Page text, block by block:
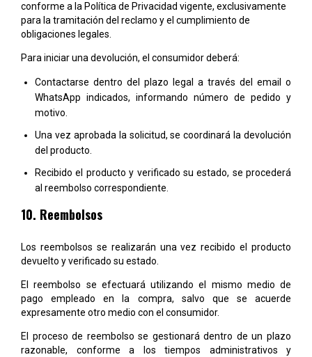
conforme a la Política de Privacidad vigente, exclusivamente
para la tramitación del reclamo y el cumplimiento de
obligaciones legales.
Para iniciar una devolución, el consumidor deberá:
Contactarse dentro del plazo legal a través del email o
WhatsApp indicados, informando número de pedido y
motivo.
Una vez aprobada la solicitud, se coordinará la devolución
del producto.
Recibido el producto y verificado su estado, se procederá
al reembolso correspondiente.
10. Reembolsos
Los reembolsos se realizarán una vez recibido el producto
devuelto y verificado su estado.
El reembolso se efectuará utilizando el mismo medio de
pago empleado en la compra, salvo que se acuerde
expresamente otro medio con el consumidor.
El proceso de reembolso se gestionará dentro de un plazo
razonable, conforme a los tiempos administrativos y